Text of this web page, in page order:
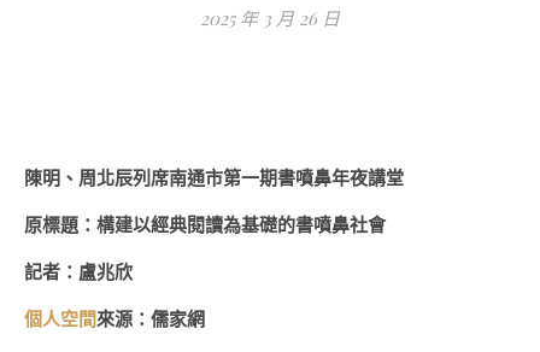
2025 年 3 月 26 日
陳明、周北辰列席南通市第一期書噴鼻年夜講堂
原標題：構建以經典閱讀為基礎的書噴鼻社會
記者：盧兆欣
個人空間來源：儒家網